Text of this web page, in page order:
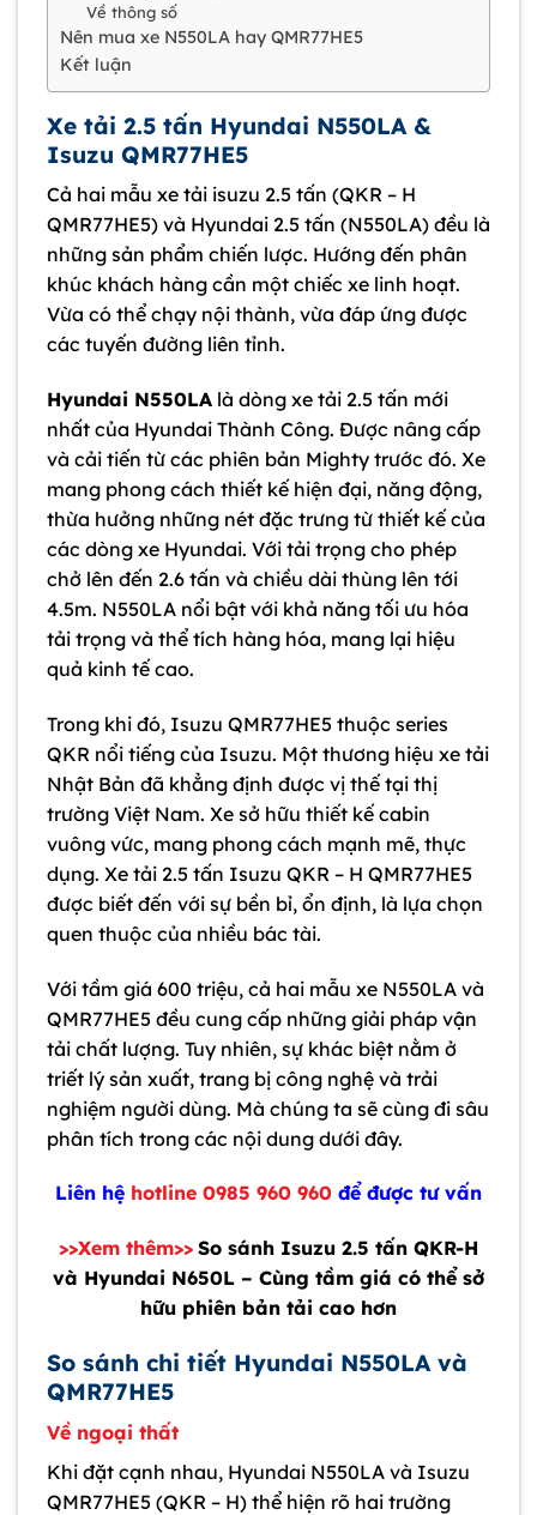
Về thông số
Nên mua xe N550LA hay QMR77HE5
Kết luận
Xe tải 2.5 tấn Hyundai N550LA &
Isuzu QMR77HE5
Cả hai mẫu xe tải isuzu 2.5 tấn (QKR – H
QMR77HE5) và Hyundai 2.5 tấn (N550LA) đều là
những sản phẩm chiến lược. Hướng đến phân
khúc khách hàng cần một chiếc xe linh hoạt.
Vừa có thể chạy nội thành, vừa đáp ứng được
các tuyến đường liên tỉnh.
Hyundai N550LA là dòng xe tải 2.5 tấn mới
nhất của Hyundai Thành Công. Được nâng cấp
và cải tiến từ các phiên bản Mighty trước đó. Xe
mang phong cách thiết kế hiện đại, năng động,
thừa hưởng những nét đặc trưng từ thiết kế của
các dòng xe Hyundai. Với tải trọng cho phép
chở lên đến 2.6 tấn và chiều dài thùng lên tới
4.5m. N550LA nổi bật với khả năng tối ưu hóa
tải trọng và thể tích hàng hóa, mang lại hiệu
quả kinh tế cao.
Trong khi đó, Isuzu QMR77HE5 thuộc series
QKR nổi tiếng của Isuzu. Một thương hiệu xe tải
Nhật Bản đã khẳng định được vị thế tại thị
trường Việt Nam. Xe sở hữu thiết kế cabin
vuông vức, mang phong cách mạnh mẽ, thực
dụng. Xe tải 2.5 tấn Isuzu QKR – H QMR77HE5
được biết đến với sự bền bỉ, ổn định, là lựa chọn
quen thuộc của nhiều bác tài.
Với tầm giá 600 triệu, cả hai mẫu xe N550LA và
QMR77HE5 đều cung cấp những giải pháp vận
tải chất lượng. Tuy nhiên, sự khác biệt nằm ở
triết lý sản xuất, trang bị công nghệ và trải
nghiệm người dùng. Mà chúng ta sẽ cùng đi sâu
phân tích trong các nội dung dưới đây.
Liên hệ hotline 0985 960 960 để được tư vấn
>>Xem thêm>> So sánh Isuzu 2.5 tấn QKR-H
và Hyundai N650L – Cùng tầm giá có thể sở
hữu phiên bản tải cao hơn
So sánh chi tiết Hyundai N550LA và
QMR77HE5
Về ngoại thất
Khi đặt cạnh nhau, Hyundai N550LA và Isuzu
QMR77HE5 (QKR – H) thể hiện rõ hai trường